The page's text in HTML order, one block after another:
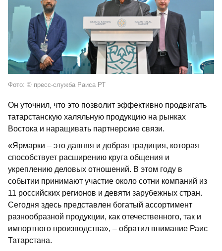
Фото: © пресс-служба Раиса РТ
Он уточнил, что это позволит эффективно продвигать
татарстанскую халяльную продукцию на рынках
Востока и наращивать партнерские связи.
«Ярмарки – это давняя и добрая традиция, которая
способствует расширению круга общения и
укреплению деловых отношений. В этом году в
событии принимают участие около сотни компаний из
11 российских регионов и девяти зарубежных стран.
Сегодня здесь представлен богатый ассортимент
разнообразной продукции, как отечественного, так и
импортного производства», – обратил внимание Раис
Татарстана.